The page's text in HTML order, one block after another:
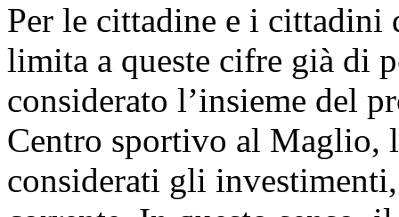
Per le cittadine e i cittadini
limita a queste cifre già di
considerato l’insieme del
Centro sportivo al Maglio,
considerati gli